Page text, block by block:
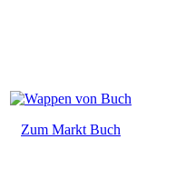
Zum Markt Buch